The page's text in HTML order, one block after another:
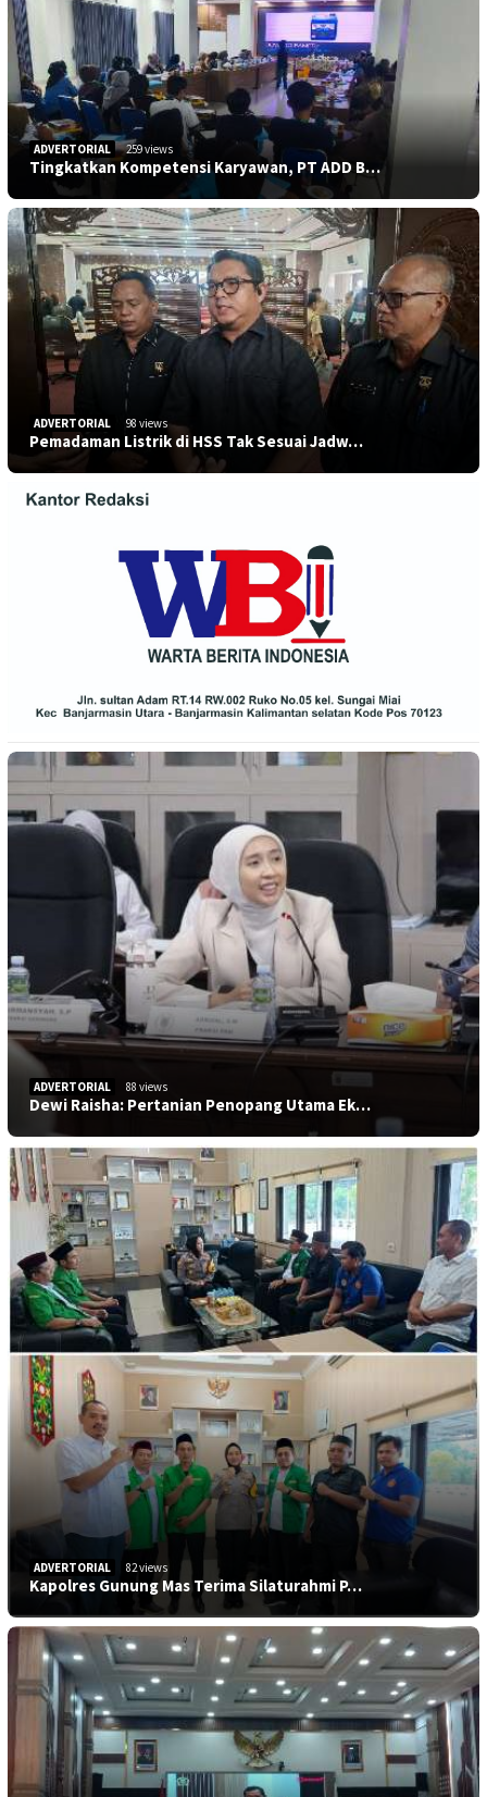
ADVERTORIAL 259 views
Tingkatkan Kompetensi Karyawan, PT ADD B…
ADVERTORIAL 98 views
Pemadaman Listrik di HSS Tak Sesuai Jadw…
ADVERTORIAL 88 views
Dewi Raisha: Pertanian Penopang Utama Ek…
ADVERTORIAL 82 views
Kapolres Gunung Mas Terima Silaturahmi P…